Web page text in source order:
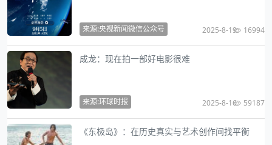
来源:央视新闻微信公众号 2025-8-19 16994
成龙：现在拍一部好电影很难
来源:环球时报 2025-8-16 59187
《东极岛》：在历史真实与艺术创作间找平衡